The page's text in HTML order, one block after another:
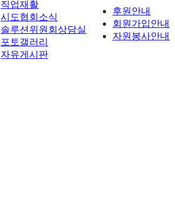
직업재활
시도협회소식
솔루션위원회상담실
포토갤러리
자유게시판
후원안내
회원가입안내
자원봉사안내